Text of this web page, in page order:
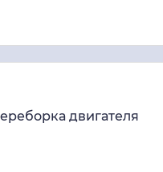
двигателя